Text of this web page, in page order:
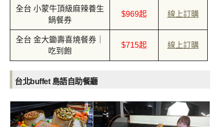
全台 小蒙牛頂級麻辣養生
鍋餐券
$969起 線上訂購
全台 金大鋤壽喜燒餐券｜
吃到飽
$715起 線上訂購
台北buffet島語自助餐廳